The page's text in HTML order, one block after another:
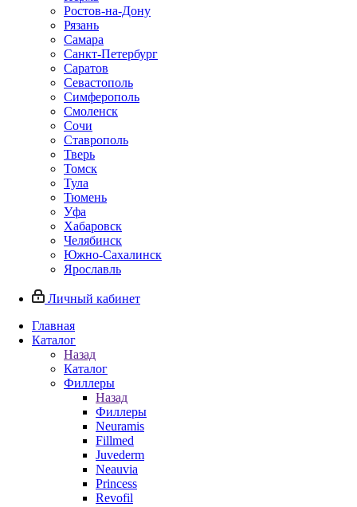
Ростов-на-Дону
Рязань
Самара
Санкт-Петербург
Саратов
Севастополь
Симферополь
Смоленск
Сочи
Ставрополь
Тверь
Томск
Тула
Тюмень
Уфа
Хабаровск
Челябинск
Южно-Сахалинск
Ярославль
Личный кабинет
Главная
Каталог
Назад
Каталог
Филлеры
Назад
Филлеры
Neuramis
Fillmed
Juvederm
Neauvia
Princess
Revofil